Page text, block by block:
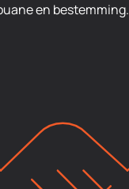
en bestemming.